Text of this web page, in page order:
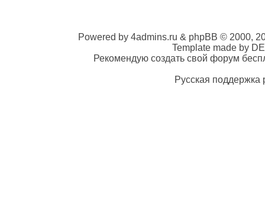
Powered by 4admins.ru & phpBB © 2000,
Template made by
Рекомендую создать свой форум
Русская поддержка